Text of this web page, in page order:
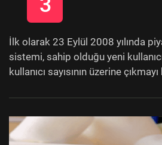
İlk olarak 23 Eylül 2008 yılında
sistemi, sahip olduğu yeni
kullanıcı sayısının üzerine